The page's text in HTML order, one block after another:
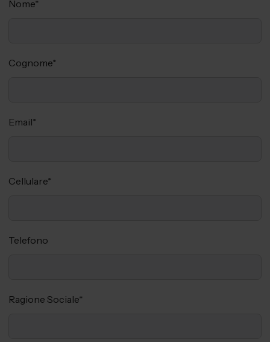
Nome*
Cognome*
Email*
Cellulare*
Telefono
Ragione Sociale*